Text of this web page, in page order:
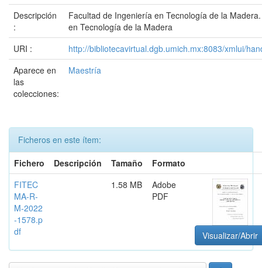
Descripción
:
Facultad de Ingeniería en Tecnología de la
en Tecnología de la Madera
URI :
http://bibliotecavirtual.dgb.umich.mx:8083/xmlui/
Aparece en
las
colecciones:
Maestría
Ficheros en este ítem:
Fichero
Descripción Tamaño
Formato
FITEC
MA-R-
M-2022
-1578.p
df
1.58 MB
Adobe
PDF
Visualizar/Abrir